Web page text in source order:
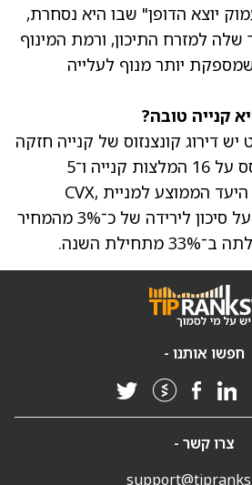
יוצא הדופן" שבו היא נסחרת,
שלה למזרח התיכון, ורמת המינוף
יותר מנוף לעלייה
קנייה טובה?
יש דירוג קונצנזוס של קנייה חזקה
למניית שברון, המבוסס על 16 המלצות קנייה ו־5
הממוצע למניית CVX,
196.26 דולר, מצביע על סיכון לירידה של כ־3% מהמחיר
חפשו אותנו -
צרו קשר -